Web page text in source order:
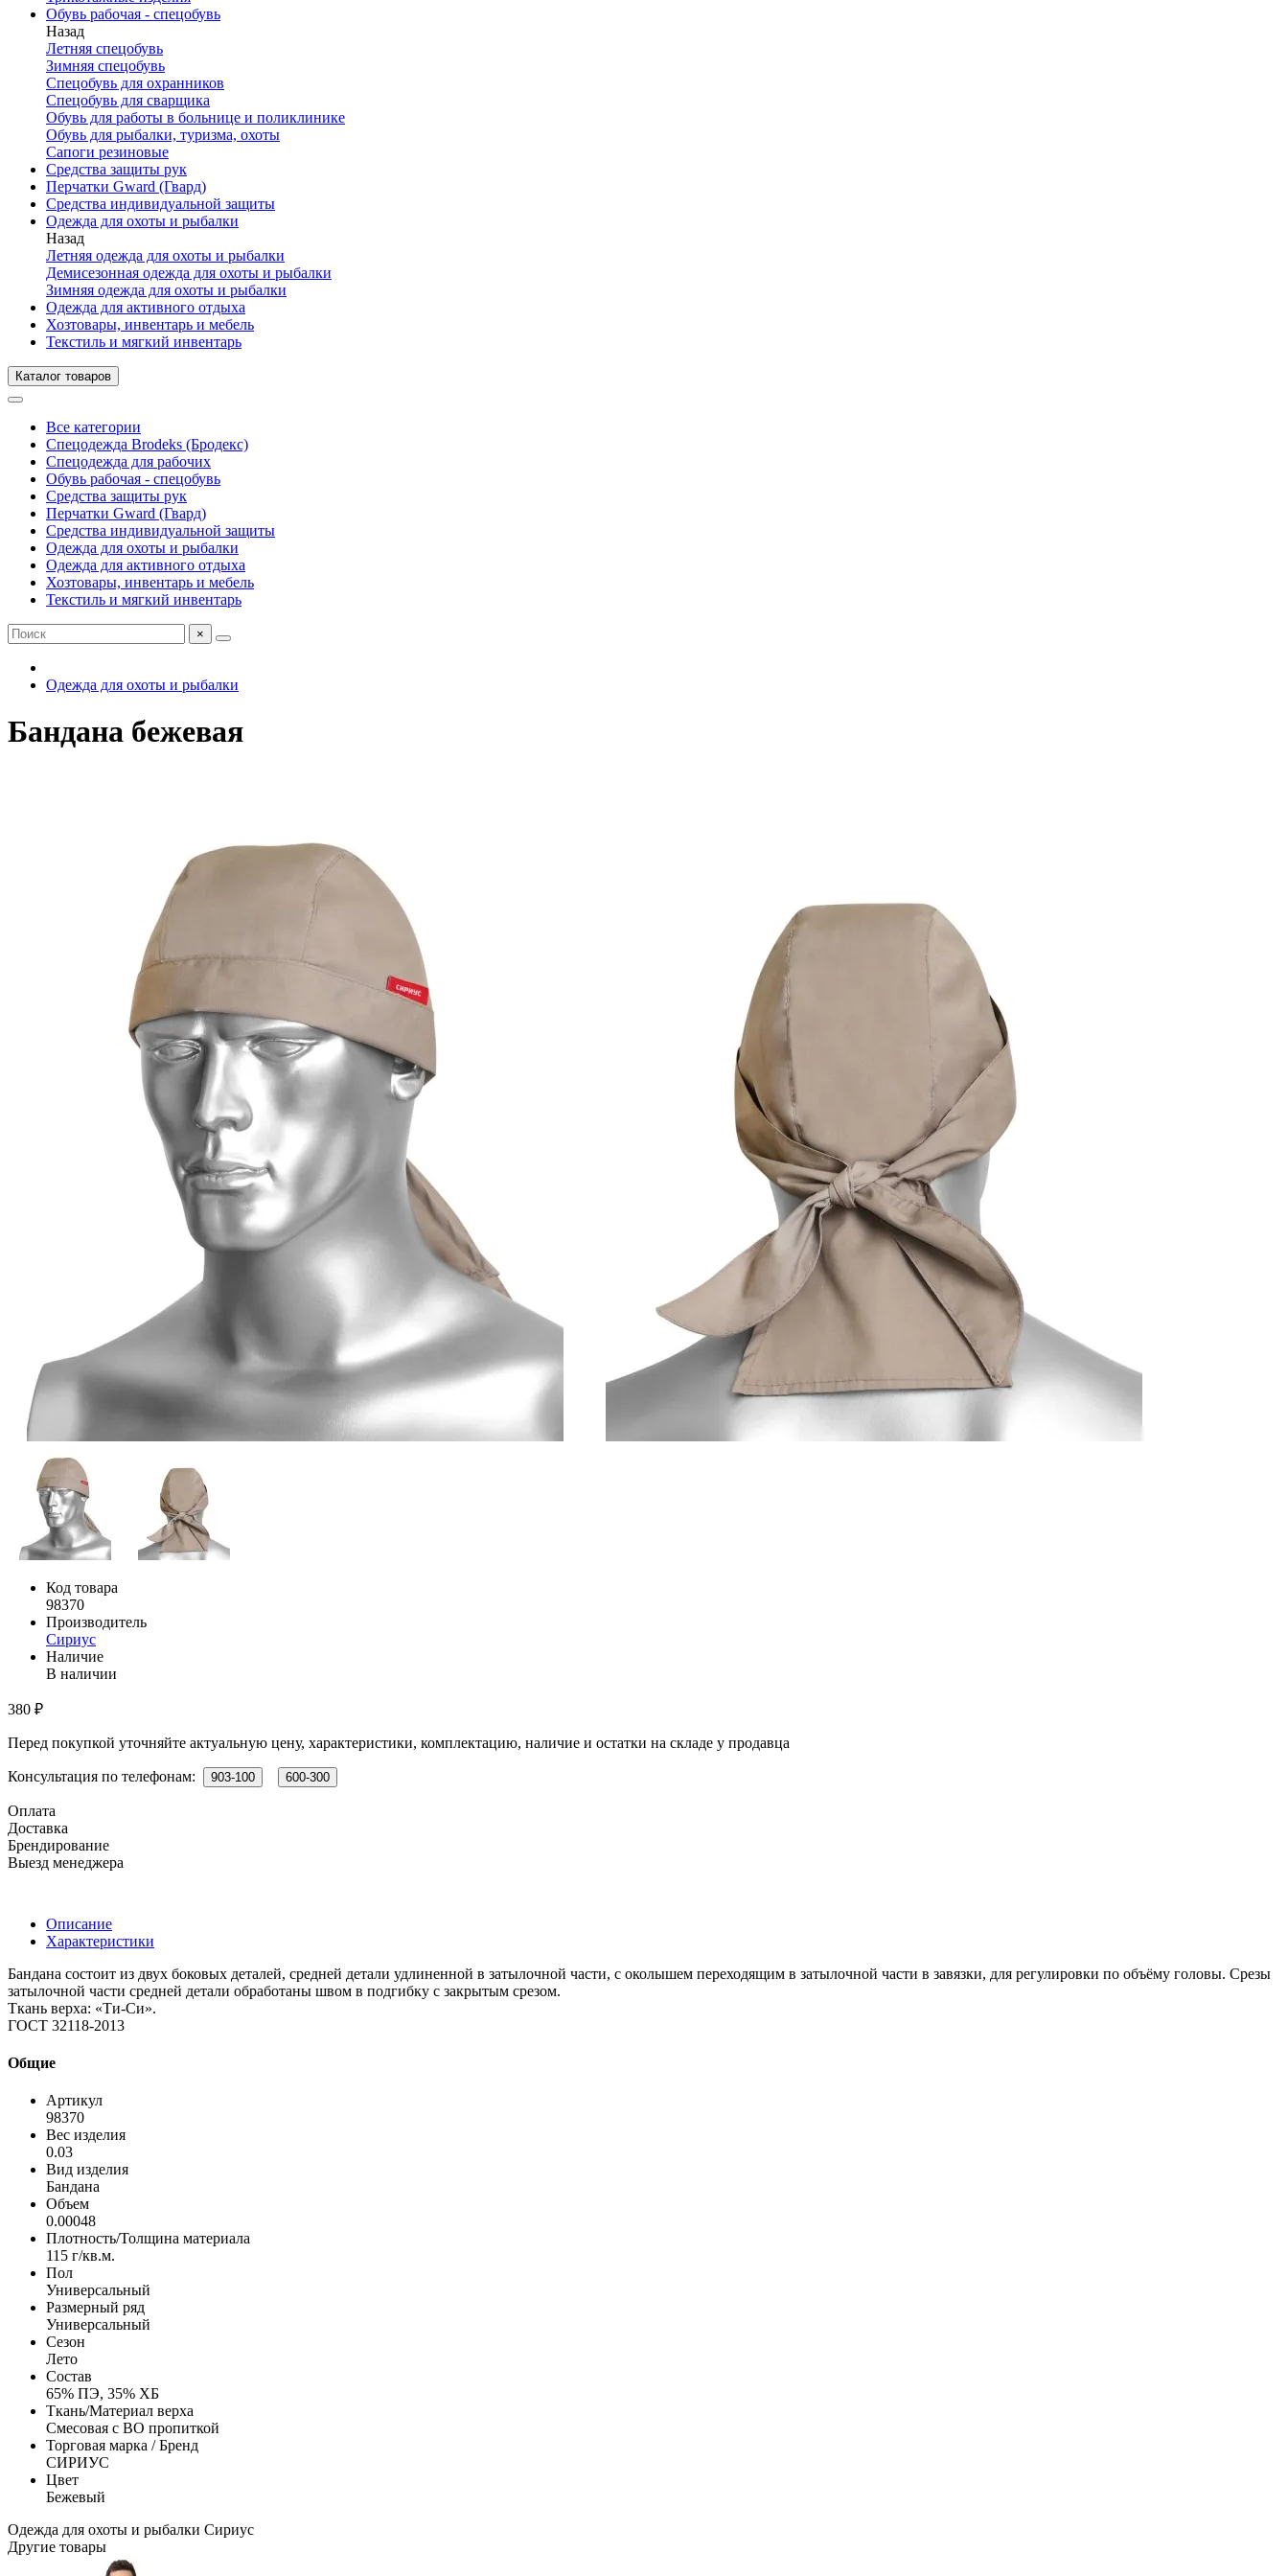
Обувь рабочая - спецобувь
Назад
Летняя спецобувь
Зимняя спецобувь
Спецобувь для охранников
Спецобувь для сварщика
Обувь для работы в больнице и поликлинике
Обувь для рыбалки, туризма, охоты
Сапоги резиновые
Средства защиты рук
Перчатки Gward (Гвард)
Средства индивидуальной защиты
Одежда для охоты и рыбалки
Назад
Летняя одежда для охоты и рыбалки
Демисезонная одежда для охоты и рыбалки
Зимняя одежда для охоты и рыбалки
Одежда для активного отдыха
Хозтовары, инвентарь и мебель
Текстиль и мягкий инвентарь
Каталог товаров
Все категории
Спецодежда Brodeks (Бродекс)
Спецодежда для рабочих
Обувь рабочая - спецобувь
Средства защиты рук
Перчатки Gward (Гвард)
Средства индивидуальной защиты
Одежда для охоты и рыбалки
Одежда для активного отдыха
Хозтовары, инвентарь и мебель
Текстиль и мягкий инвентарь
×
Одежда для охоты и рыбалки
Бандана бежевая
Код товара
98370
Производитель
Сириус
Наличие
В наличии
380 ₽
Перед покупкой уточняйте актуальную цену, характеристики, комплектацию, наличие и остатки на складе у продавца
Консультация по телефонам: 903-100 600-300
Оплата
Доставка
Брендирование
Выезд менеджера
Описание
Характеристики
Бандана состоит из двух боковых деталей, средней детали удлиненной в затылочной части, с околышем переходящим в затылочной части в завязки, для регулировки по объёму головы. Срезы
затылочной части средней детали обработаны швом в подгибку с закрытым срезом.
Ткань верха: «Ти-Си».
ГОСТ 32118-2013
Общие
Артикул
98370
Вес изделия
0.03
Вид изделия
Бандана
Объем
0.00048
Плотность/Толщина материала
115 г/кв.м.
Пол
Универсальный
Размерный ряд
Универсальный
Сезон
Лето
Состав
65% ПЭ, 35% ХБ
Ткань/Материал верха
Смесовая с ВО пропиткой
Торговая марка / Бренд
СИРИУС
Цвет
Бежевый
Одежда для охоты и рыбалки Сириус
Другие товары